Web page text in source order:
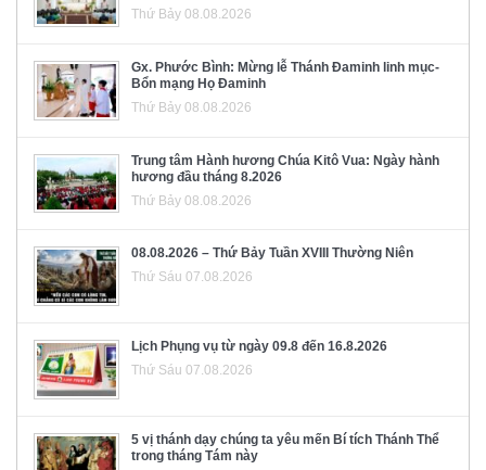
Thứ Bảy 08.08.2026
Gx. Phước Bình: Mừng lễ Thánh Đaminh linh mục-
Bổn mạng Họ Đaminh
Thứ Bảy 08.08.2026
Trung tâm Hành hương Chúa Kitô Vua: Ngày hành
hương đầu tháng 8.2026
Thứ Bảy 08.08.2026
08.08.2026 – Thứ Bảy Tuần XVIII Thường Niên
Thứ Sáu 07.08.2026
Lịch Phụng vụ từ ngày 09.8 đến 16.8.2026
Thứ Sáu 07.08.2026
5 vị thánh dạy chúng ta yêu mến Bí tích Thánh Thể
trong tháng Tám này